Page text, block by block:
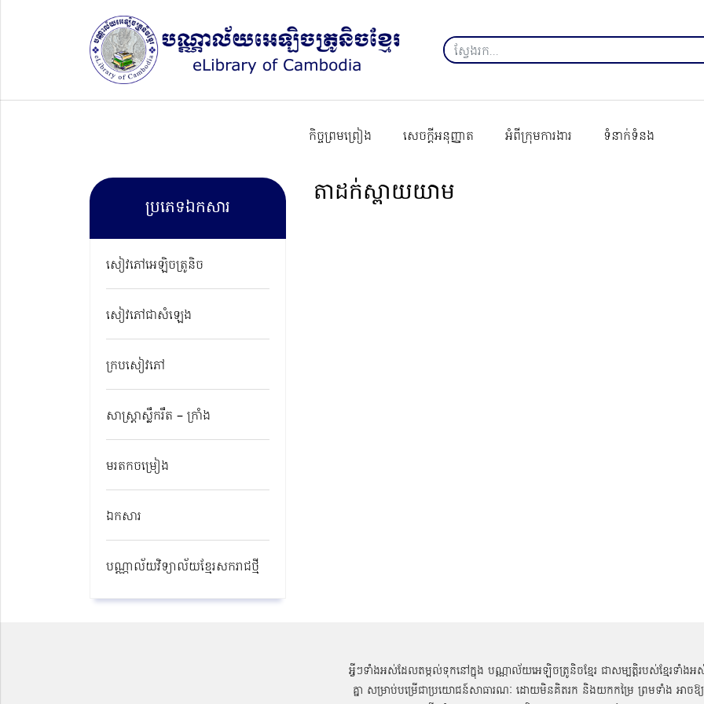
កិច្ចព្រមព្រៀង សេចក្ដីអនុញ្ញាត អំពីក្រុមការងារ ទំនាក់ទំនង
ប្រភេទឯកសារ
សៀវភៅអេឡិចត្រូនិច
សៀវភៅជាសំឡេង
ក្របសៀវភៅ
សាស្ត្រាស្លឹករឹត – ក្រាំង
មរតកចម្រៀង
ឯកសារ
បណ្ណាល័យវិទ្យាល័យខ្មែរសករាជថ្មី​
តាដក់ស្ពាយយាម
អ្វីៗទាំងអស់ដែលតម្កល់ទុកនៅក្នុង បណ្ណាល័យអេឡិចត្រូនិចខ្មែរ ជាសម្បតិ្តរបស់ខ្មែរទាំងអ
គ្នា សម្រាប់បម្រើជាប្រយោជន៍សាធារណៈ ដោយមិនគិតរក និងយកកម្រៃ ព្រមទាំង អាចឱ្យ